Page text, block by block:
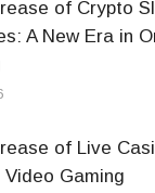
of Crypto
A New Era in
of Live
Video Gaming